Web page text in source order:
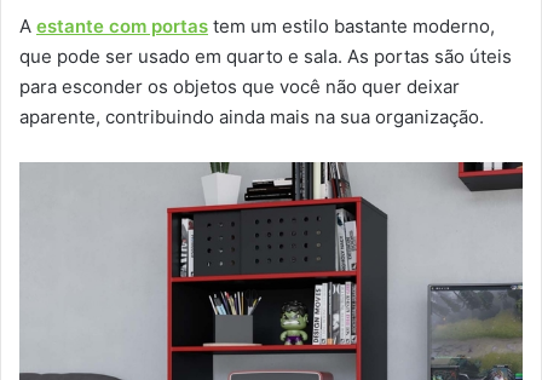
A estante com portas tem um estilo bastante moderno,
que pode ser usado em quarto e sala. As portas são úteis
para esconder os objetos que você não quer deixar
aparente, contribuindo ainda mais na sua organização.